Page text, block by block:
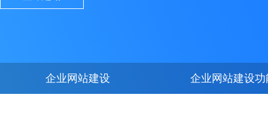
企业网站建设 企业网站建设功